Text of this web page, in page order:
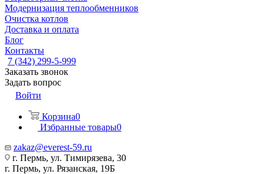
Модернизация теплообменников
Очистка котлов
Доставка и оплата
Блог
Контакты
7 (342) 299-5-999
Заказать звонок
Задать вопрос
Войти
Корзина0
Избранные товары0
zakaz@everest-59.ru
г. Пермь, ул. Тимирязева, 30
г. Пермь, ул. Рязанская, 19Б